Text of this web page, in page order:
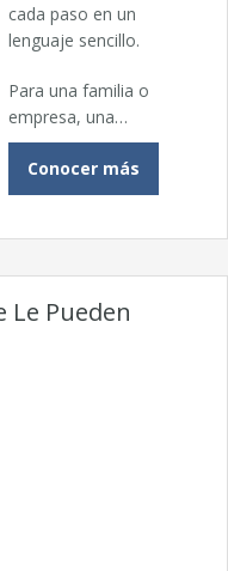
cada paso en un
lenguaje sencillo.
Para una familia o
empresa, una…
Conocer más
Le Pueden